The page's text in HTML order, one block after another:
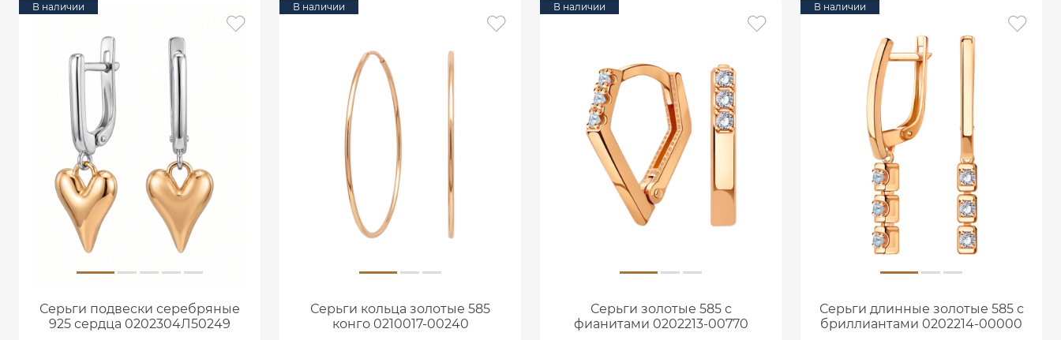
В наличии
Серьги подвески серебряные
925 сердца 0202304Л50249
В наличии
Серьги кольца золотые 585
конго 0210017-00240
В наличии
Серьги золотые 585 с
фианитами 0202213-00770
В наличии
Серьги длинные золотые 585 с
бриллиантами 0202214-00000